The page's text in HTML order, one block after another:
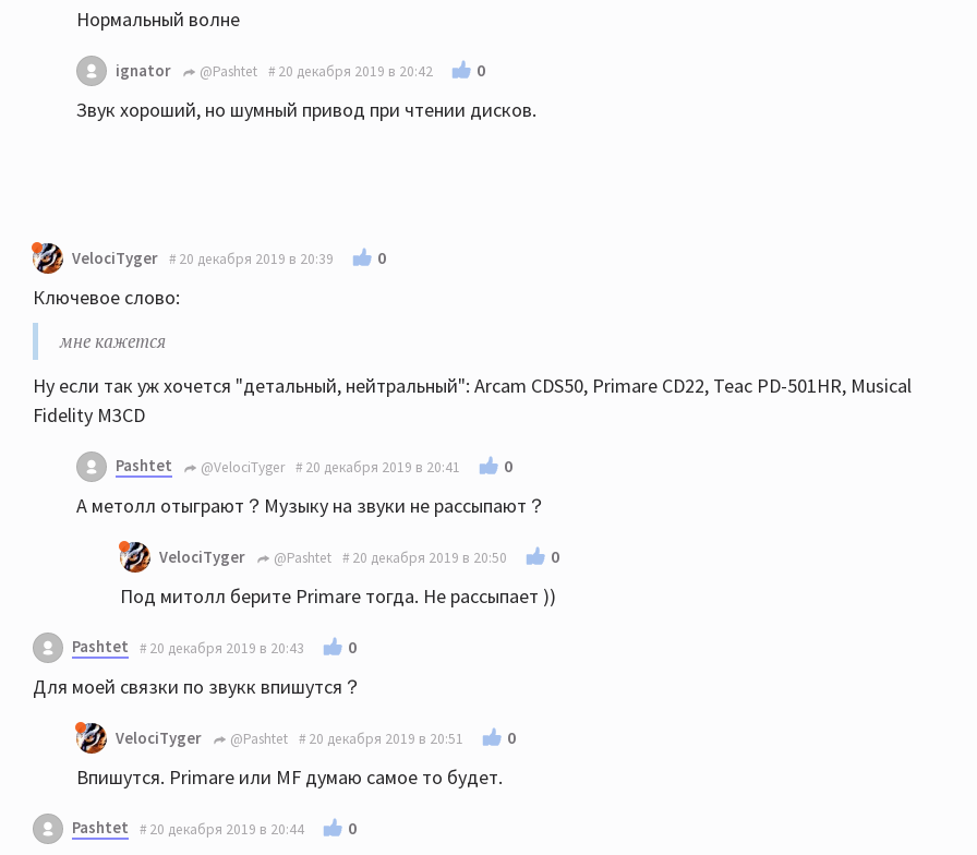
Нормальный волне
ignator @Pashtet 20 декабря 2019 в 20:42 0
Звук хороший, но шумный привод при чтении дисков.
VelociTyger 20 декабря 2019 в 20:39 0
Ключевое слово:
мне кажется
Ну если так уж хочется "детальный, нейтральный": Arcam CDS50, Primare CD22, Teac PD-501HR, Musical
Fidelity M3CD
Pashtet @VelociTyger 20 декабря 2019 в 20:41 0
А метолл отыграют？Музыку на звуки не рассыпают？
VelociTyger @Pashtet 20 декабря 2019 в 20:50 0
Под митолл берите Primare тогда. Не рассыпает ))
Pashtet 20 декабря 2019 в 20:43 0
Для моей связки по звукк впишутся？
VelociTyger @Pashtet 20 декабря 2019 в 20:51 0
Впишутся. Primare или MF думаю самое то будет.
Pashtet 20 декабря 2019 в 20:44 0